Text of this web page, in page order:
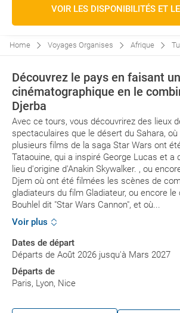
VOIR LES DISPONIBILITÉS ET
Home Voyages Organises Afrique
Découvrez le pays en faisant
cinématographique en le
Djerba
Avec ce tours, vous découvrirez des lieux
spectaculaires que le désert du Sahara,
plusieurs films de la saga Star Wars ont
Tataouine, qui a inspiré George Lucas et a
lieu d'origine d'Anakin Skywalker. , ou
Djem où ont été filmées les scènes de
gladiateurs du film Gladiateur, ou encore le
Bouhlel dit "Star Wars Cannon", et où...
Voir plus
Dates de départ
Départs de Août 2026 jusqu'à Mars 2027
Départs de
Paris, Lyon, Nice